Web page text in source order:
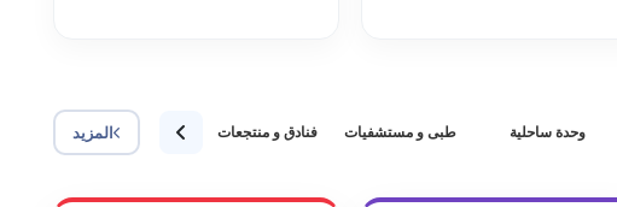
وحدة ساحلية طبى و مستشفيات فنادق و منتجعات أراضى مدارس والمزيد